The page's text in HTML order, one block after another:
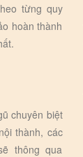
từng quy
hoàn thành
chuyên biệt
thành, các
thông qua